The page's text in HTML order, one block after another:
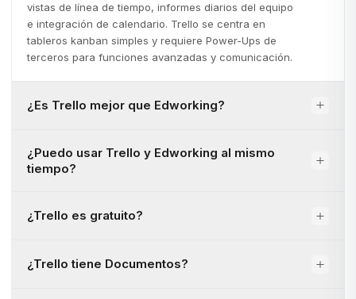
vistas de línea de tiempo, informes diarios del equipo
e integración de calendario. Trello se centra en
tableros kanban simples y requiere Power-Ups de
terceros para funciones avanzadas y comunicación.
¿Es Trello mejor que Edworking?
¿Puedo usar Trello y Edworking al mismo
tiempo?
¿Trello es gratuito?
¿Trello tiene Documentos?